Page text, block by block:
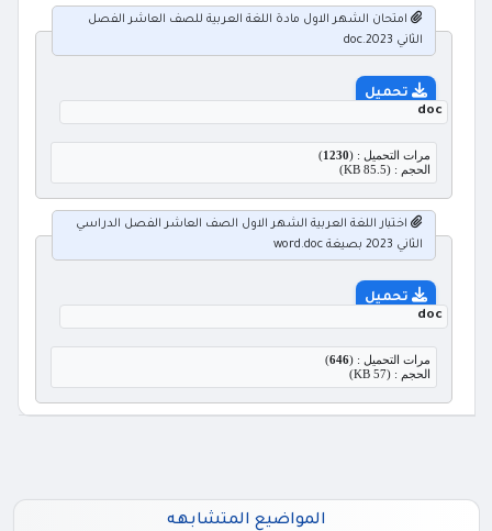
امتحان الشهر الاول مادة اللغة العربية للصف العاشر الفصل
الثاني 2023.doc
تحميل
doc
مرات التحميل : (1230
)
الحجم : (85.5 KB)
اختبار اللغة العربية الشهر الاول الصف العاشر الفصل الدراسي
الثاني 2023 بصيغة word.doc
تحميل
doc
مرات التحميل : (646
)
الحجم : (57 KB)
المواضيع المتشابهه